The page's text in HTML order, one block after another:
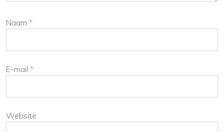
Naam *
E-mail *
Website